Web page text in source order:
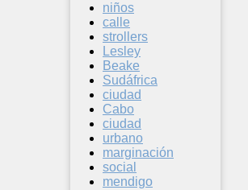
niños
calle
strollers
Lesley
Beake
Sudáfrica
ciudad
Cabo
ciudad
urbano
marginación
social
mendigo